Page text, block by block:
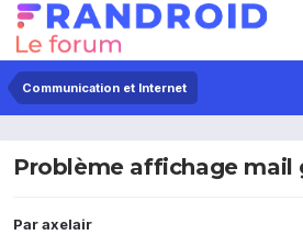
Communication et Internet
Problème affichage mail
Paraxelair